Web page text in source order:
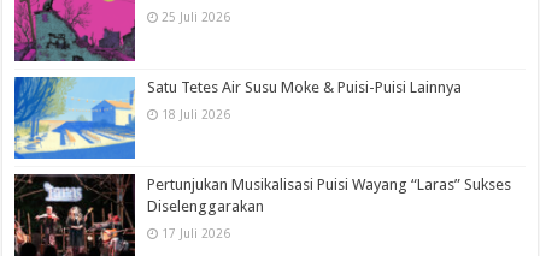
25 Juli 2026
Satu Tetes Air Susu Moke & Puisi-Puisi Lainnya
18 Juli 2026
Pertunjukan Musikalisasi Puisi Wayang “Laras” Sukses
Diselenggarakan
17 Juli 2026